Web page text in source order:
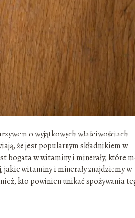
o wyjątkowych właściwościach
że jest popularnym składnikiem w
bogata w witaminy i minerały, które
witaminy i minerały znajdziemy w
kto powinien unikać spożywania